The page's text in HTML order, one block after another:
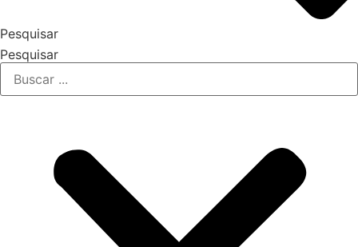
Pesquisar
Pesquisar